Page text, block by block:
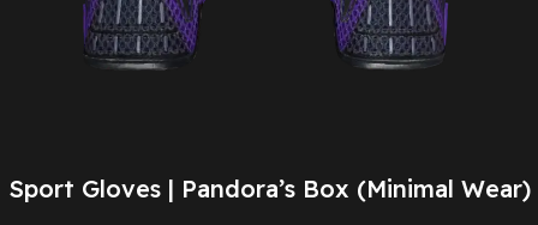
Sport Gloves | Pandora’s Box (Minimal Wear)